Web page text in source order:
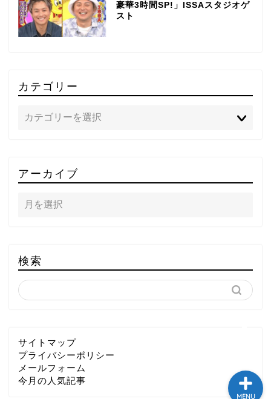
豪華3時間SP!」ISSAスタジオゲ
スト
カテゴリー
アーカイブ
検索
サイトマップ
プライバシーポリシー
メールフォーム
今月の人気記事
MENU
～DA PUMP YORIの晴れ
ばれラジオ～